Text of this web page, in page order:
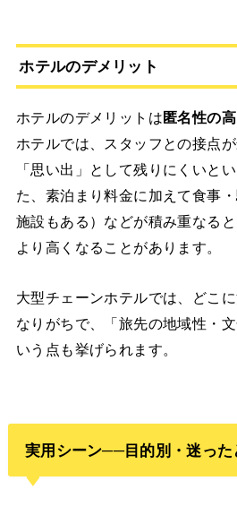
ホテルのデメリット
ホテルのデメリットは匿名性の
ホテルでは、スタッフとの接点
「思い出」として残りにくいと
た、素泊まり料金に加えて食事
施設もある）などが積み重なる
より高くなることがあります。
大型チェーンホテルでは、どこ
なりがちで、「旅先の地域性・
いう点も挙げられます。
実用シーン──目的別・迷っ